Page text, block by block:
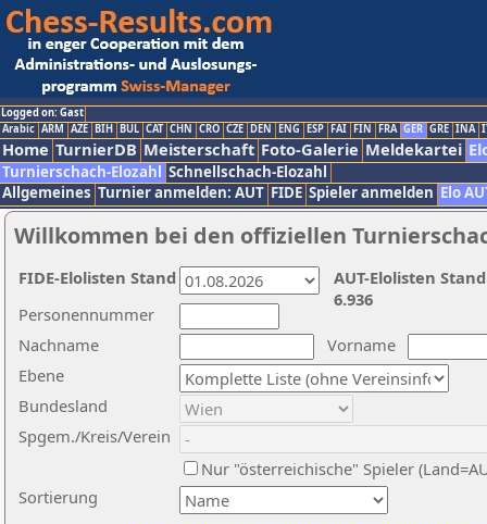
Logged on: Gast
Arabic ARM AZE BIH BUL CAT CHN CRO CZE DEN ENG ESP FAI FIN FRA GER GRE INA
Home TurnierDB Meisterschaft Foto-Galerie Meldekartei
Turnierschach-Elozahl Schnellschach-Elozahl
Allgemeines Turnier anmelden: AUT FIDE Spieler anmelden Elo
Willkommen bei den offiziellen
Nachname
Vorname
Ebene
Sortierung
Personennummer
Bundesland
Spgem./Kreis/Verein
Nur "österreichische" Spieler
AUT-Elolisten
6.936
FIDE-Elolisten Stand